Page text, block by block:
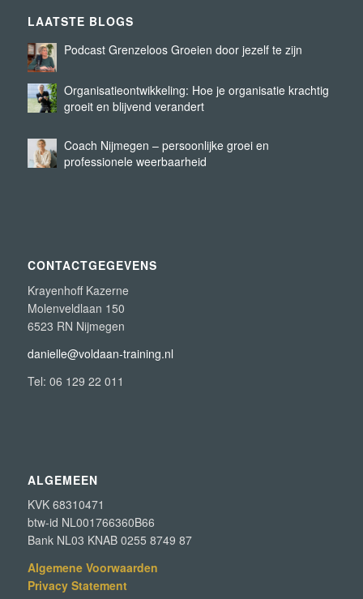
LAATSTE BLOGS
Podcast Grenzeloos Groeien door jezelf te zijn
Organisatieontwikkeling: Hoe je organisatie krachtig
groeit en blijvend verandert
Coach Nijmegen – persoonlijke groei en
professionele weerbaarheid
CONTACTGEGEVENS
Krayenhoff Kazerne
Molenveldlaan 150
6523 RN Nijmegen
danielle@voldaan-training.nl
Tel: 06 129 22 011
ALGEMEEN
KVK 68310471
btw-id NL001766360B66
Bank NL03 KNAB 0255 8749 87
Algemene Voorwaarden
Privacy Statement